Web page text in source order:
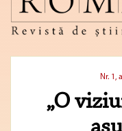
Nr. 1,
„O